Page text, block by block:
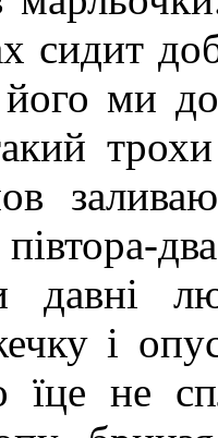
сидит
його ми
давні
і
їце не